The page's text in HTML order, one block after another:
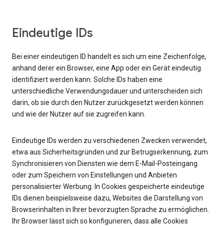
Eindeutige IDs
Bei einer eindeutigen ID handelt es sich um eine Zeichenfolge,
anhand derer ein Browser, eine App oder ein Gerät eindeutig
identifiziert werden kann. Solche IDs haben eine
unterschiedliche Verwendungsdauer und unterscheiden sich
darin, ob sie durch den Nutzer zurückgesetzt werden können
und wie der Nutzer auf sie zugreifen kann.
Eindeutige IDs werden zu verschiedenen Zwecken verwendet,
etwa aus Sicherheitsgründen und zur Betrugserkennung, zum
Synchronisieren von Diensten wie dem E-Mail-Posteingang
oder zum Speichern von Einstellungen und Anbieten
personalisierter Werbung. In Cookies gespeicherte eindeutige
IDs dienen beispielsweise dazu, Websites die Darstellung von
Browserinhalten in Ihrer bevorzugten Sprache zu ermöglichen.
Ihr Browser lässt sich so konfigurieren, dass alle Cookies